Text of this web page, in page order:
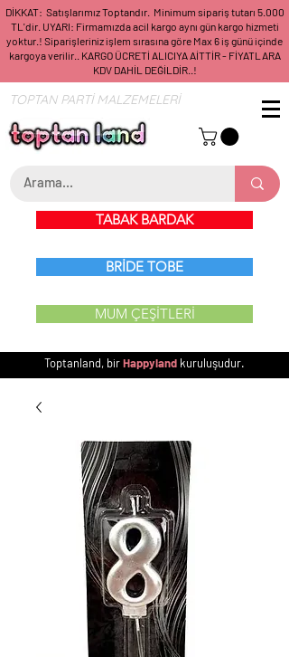
DİKKAT: Satışlarımız Toptandır. Minimum sipariş tutarı 5.000
TL'dir. UYARI: Firmamızda acil kargo aynı gün kargo hizmeti
yoktur.! Siparişleriniz işlem sırasına göre Max 6 iş günü içinde
kargoya verilir.. KARGO ÜCRETİ ALICIYA AİTTİR - FİYATLARA
KDV DAHİL DEĞİLDİR..!
TOPTAN PARTİ MALZEMELERİ
TABAK BARDAK
BRİDE TOBE
MUM ÇEŞİTLERİ
Toptanland, birHappyland kuruluşudur.